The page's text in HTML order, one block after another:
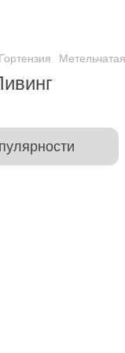
Гортензия Метельчатая